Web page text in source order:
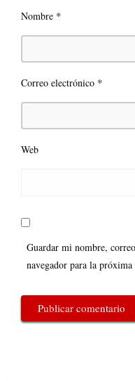
Nombre *
Correo electrónico *
Web
Guardar mi nombre,
navegador para la